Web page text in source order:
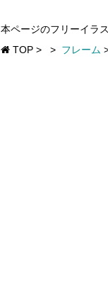
本ページのフリーイラ
TOP > > フレーム